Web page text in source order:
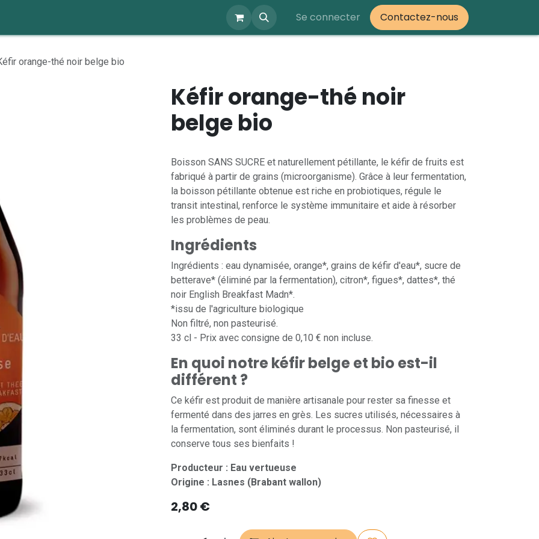
Se connecter Contactez-nous
orange-thé noir belge bio
Kéfir orange-thé noir
belge bio
Boisson SANS SUCRE et naturellement pétillante, le kéfir de fruits est
fabriqué à partir de grains (microorganisme). Grâce à leur fermentation,
la boisson pétillante obtenue est riche en probiotiques, régule le
transit intestinal, renforce le système immunitaire et aide à résorber
les problèmes de peau.
Ingrédients
Ingrédients : eau dynamisée, orange*, grains de kéfir d'eau*, sucre de
betterave* (éliminé par la fermentation), citron*, figues*, dattes*, thé
noir English Breakfast Madn*.
*issu de l'agriculture biologique
Non filtré, non pasteurisé.
33 cl - Prix avec consigne de 0,10 € non incluse.
En quoi notre kéfir belge et bio est-il
différent ?
Ce kéfir est produit de manière artisanale pour rester sa finesse et
fermenté dans des jarres en grès. Les sucres utilisés, nécessaires à
la fermentation, sont éliminés durant le processus. Non pasteurisé, il
conserve tous ses bienfaits !
Producteur : Eau vertueuse
Origine : Lasnes (Brabant wallon)
2,80€